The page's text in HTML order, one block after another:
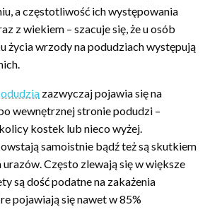
a częstotliwość ich występowania
z wiekiem – szacuje się, że u osób
życia wrzody na podudziach występują
zazwyczaj pojawia się na
wewnętrznej stronie podudzi –
kostek lub nieco wyżej.
samoistnie bądź też są skutkiem
Często zlewają się w większe
są dość podatne na zakażenia
pojawiają się nawet w 85%